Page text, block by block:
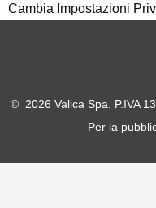
Cambia Impostazioni
© 2026 Valica Spa. P.IVA
Per la